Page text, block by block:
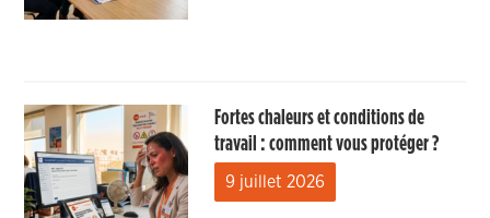
Fortes chaleurs et conditions de
travail : comment vous protéger ?
9 juillet 2026